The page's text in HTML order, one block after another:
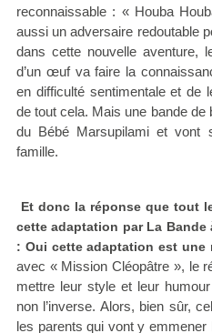
reconnaissable : « Houba
aussi un adversaire redoutable
dans cette nouvelle aventure,
d’un œuf va faire la
en difficulté sentimentale et de
de tout cela. Mais une bande de
du Bébé Marsupilami et vont
famille.
Et donc la réponse que tout
cette adaptation par La
: Oui cette adaptation est une
avec « Mission Cléopâtre », le
mettre leur style et leur
non l’inverse. Alors, bien sûr,
les parents qui vont y